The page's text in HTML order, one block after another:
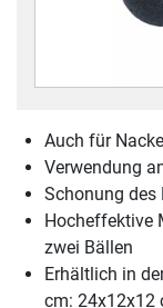
Auch für
Verwendung
Schonung des
Hocheffektive
zwei Bällen
Erhältlich in
cm: 24x12x12